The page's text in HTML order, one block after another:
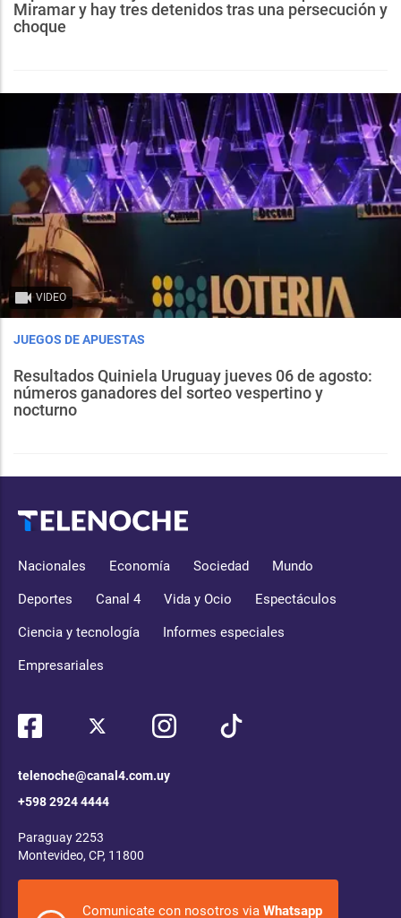
Miramar y hay tres detenidos tras una persecución y
choque
VIDEO
JUEGOS DE APUESTAS
Resultados Quiniela Uruguay jueves 06 de agosto:
números ganadores del sorteo vespertino y
nocturno
Nacionales Economía Sociedad Mundo
Deportes Canal 4 Vida y Ocio Espectáculos
Ciencia y tecnología Informes especiales
Empresariales
telenoche@canal4.com.uy
+598 2924 4444
Paraguay 2253
Montevideo, CP, 11800
Comunicate con nosotros via Whatsapp